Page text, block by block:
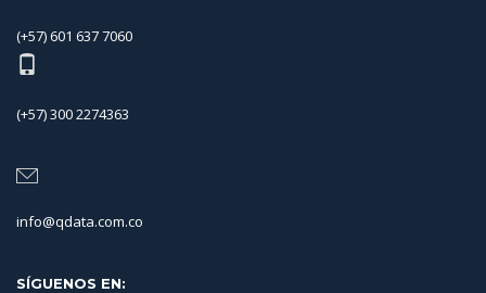
(+57) 601 637 7060
(+57) 300 2274363
info@qdata.com.co
SÍGUENOS EN: